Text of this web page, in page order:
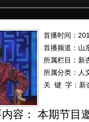
首播时间：
首播频道： 山
所属栏目： 新
所属分类：人
关 键 字： 新
容： 本期节目